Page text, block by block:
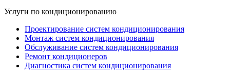
Услуги по кондиционированию
Проектирование систем кондиционирования
Монтаж систем кондиционирования
Обслуживание систем кондиционирования
Ремонт кондиционеров
Диагностика систем кондиционирования